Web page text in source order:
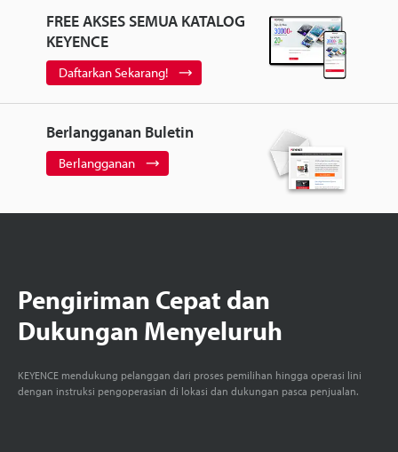
FREE AKSES SEMUA KATALOG
KEYENCE
Daftarkan Sekarang!
Berlangganan Buletin
Berlangganan
Pengiriman Cepat dan
Dukungan Menyeluruh
KEYENCE mendukung pelanggan dari proses pemilihan hingga operasi lini
dengan instruksi pengoperasian di lokasi dan dukungan pasca penjualan.